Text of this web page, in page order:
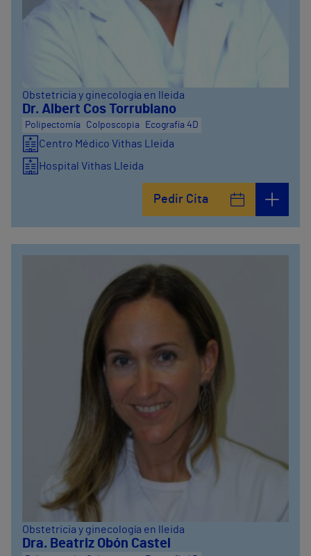
Obstetricia y ginecología en lleida
Dr. Albert Cos Torrubiano
Polipectomía Colposcopia Ecografía 4D
Centro Médico Vithas Lleida
Hospital Vithas Lleida
Pedir Cita
Obstetricia y ginecología en lleida
Dra. Beatriz Obón Castel